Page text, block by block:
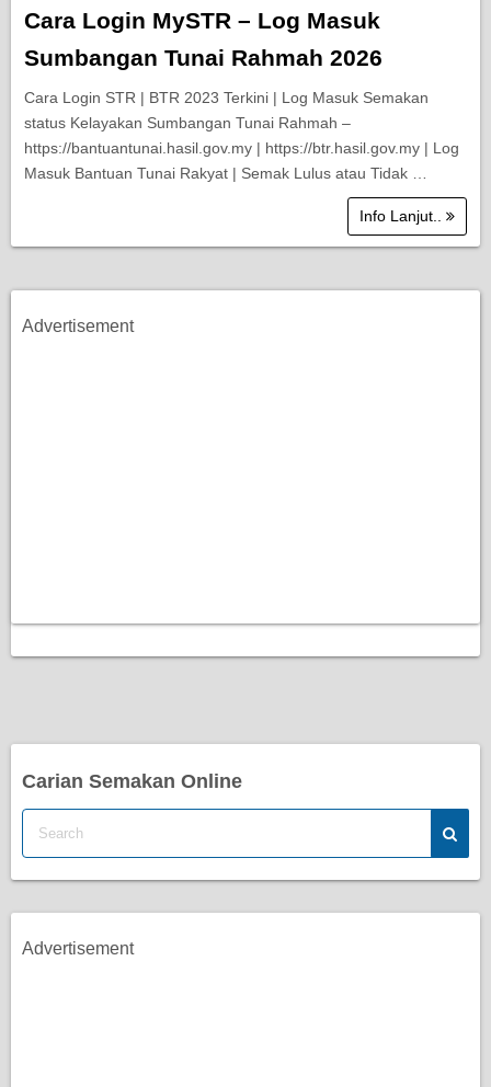
Cara Login MySTR – Log Masuk
Sumbangan Tunai Rahmah 2026
Cara Login STR | BTR 2023 Terkini | Log Masuk Semakan
status Kelayakan Sumbangan Tunai Rahmah –
https://bantuantunai.hasil.gov.my | https://btr.hasil.gov.my | Log
Masuk Bantuan Tunai Rakyat | Semak Lulus atau Tidak …
Info Lanjut..
Advertisement
Carian Semakan Online
Advertisement